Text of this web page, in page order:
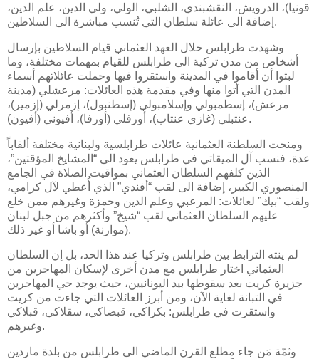
قونيا)، الدرويش، النقشبندي، الشلبي، الولي، ولي الدين، علم الدين،
إضافة الى عائلة سلطان التي تُنسب مباشرة الى السلاطين.
وشهدت طرابلس خلال العهد العثماني قيام السلاطين بإرسال
أشخاص من مدن تركية الى طرابلس للقيام بمهمات مختلفة، وما
لبثوا أن أقاموا في المدينة واستقروا فيها وحملت عائلاتهم أسماء
المدن التي أتوا منها وفي مقدمة هذه العائلات: مرعشلي (مدينة
مرعش)، إسطمبولي وإسلامبولي (إسطنبول)، إزمرلي (إزمير)،
عنتبلي (غازي عنتاب)، أورفلي (أورفا)، أفيوني (أفيون).
ومنحت السلطنة العثمانية عائلات طرابلسية ولبنانية مختلفة ألقاباً
عدة، فنسب آل الميقاتي في طرابلس يعود الى “المشايخ المؤقتين”،
الذين كلفهم السلطان العثماني بمواقيت الصلاة في الجامع
المنصوري الكبير، إضافة الى لقب “أفندي” الذي أُعطي لآل كرامي،
ولقب “بيك” لعائلات: المرعبي وعلم الدين وحمزة وغيرهم ممن خلع
عليهم السلطان العثماني لقب “شيخ” وأكثرهم من جبل لبنان
(موارنة) أو باشا أو غير ذلك.
لم ينته الترابط بين طرابلس وتركيا عند هذا الحد، بل إن السلطان
العثماني اختار طرابلس مع مدن أخرى لإسكان المهاجرين من
جزيرة كريت بعد سقوطها بيد اليونانيين، حيث يوجد حي المهاجرين
في التبانة لغاية الآن، ومن أبرز العائلات التي جاءت من كريت
واستقرت في طرابلس: بكراكي، قبضاكي، سقلاكي، قبلاكي
وغيرهم.
وثمّة مَن جاء مطلع القرن الماضي الى طرابلس من بلدة ماردين